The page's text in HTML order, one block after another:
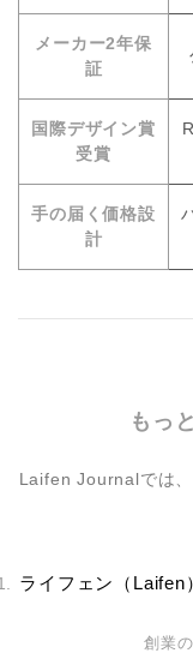
メーカー2年保
証
国際デザイン賞
受賞
手の届く価格設
計
もっ
Laifen Journalでは、
ライフェン（Laifen
創業